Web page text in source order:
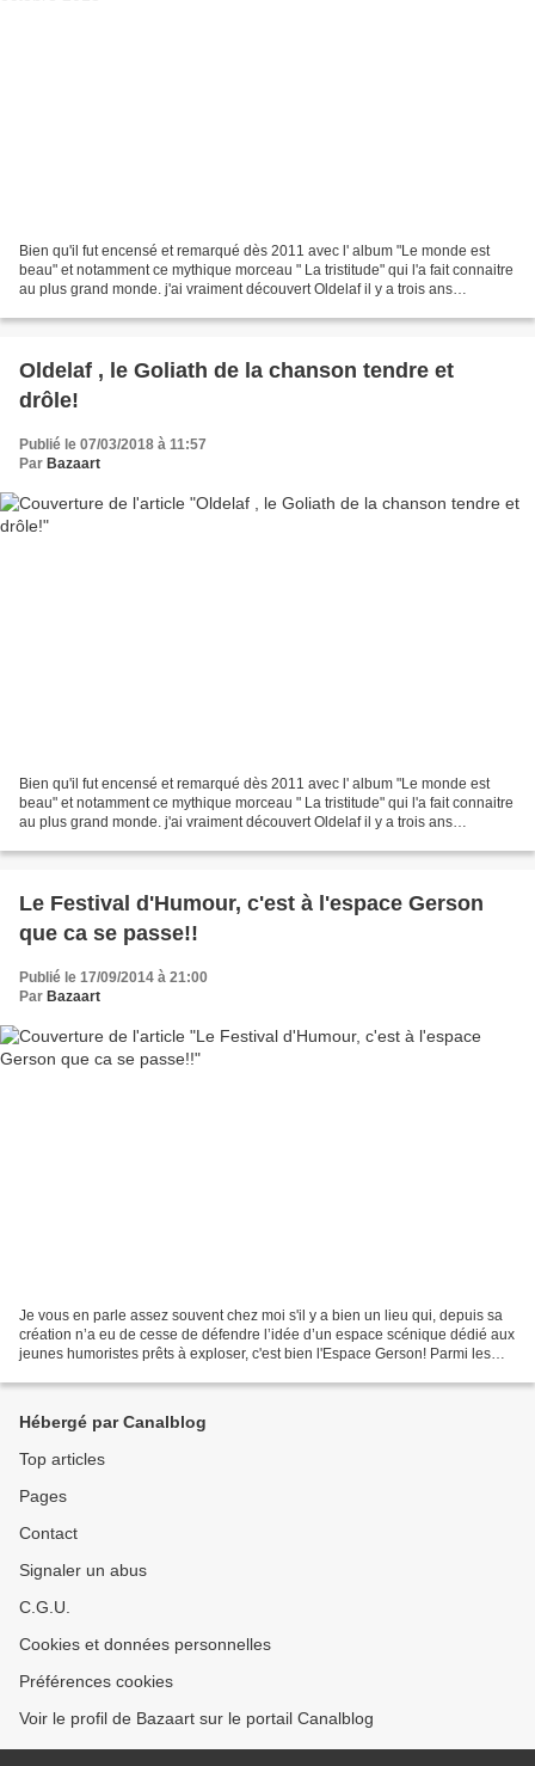
Bien qu'il fut encensé et remarqué dès 2011 avec l' album "Le monde est
beau" et notamment ce mythique morceau " La tristitude" qui l'a fait connaitre
au plus grand monde. j'ai vraiment découvert Oldelaf il y a trois ans
Oldelaf , le Goliath de la chanson tendre et
drôle!
Publié le 07/03/2018 à 11:57
Par Bazaart
Bien qu'il fut encensé et remarqué dès 2011 avec l' album "Le monde est
beau" et notamment ce mythique morceau " La tristitude" qui l'a fait connaitre
au plus grand monde. j'ai vraiment découvert Oldelaf il y a trois ans
Le Festival d'Humour, c'est à l'espace Gerson
que ca se passe!!
Publié le 17/09/2014 à 21:00
Par Bazaart
Je vous en parle assez souvent chez moi s'il y a bien un lieu qui, depuis sa
création n’a eu de cesse de défendre l’idée d’un espace scénique dédié aux
jeunes humoristes prêts à exploser, c'est bien l'Espace Gerson! Parmi les
Hébergé par Canalblog
Top articles
Pages
Contact
Signaler un abus
C.G.U.
Cookies et données personnelles
Préférences cookies
Voir le profil de Bazaart sur le portail Canalblog